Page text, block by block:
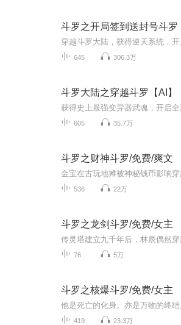
斗罗之开局签到送封号斗罗
645 306.3万
斗罗大陆之穿越斗罗【AI】
605 35.7万
斗罗之财神斗罗/免费/爽文
536 22万
斗罗之龙剑斗罗/免费/女主
76 5万
斗罗之核爆斗罗/免费/女主
419 23.3万